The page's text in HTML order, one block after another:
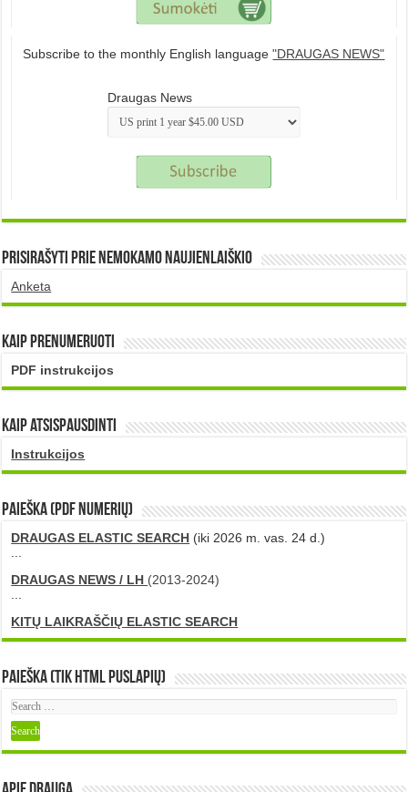
Subscribe to the monthly English language"DRAUGAS NEWS"
Draugas News
Prisirašyti prie nemokamo naujienlaiškio
Anketa
Kaip prenumeruoti
PDF instrukcijos
Kaip atsispausdinti
Instrukcijos
PAIEŠKA (PDF numerių)
DRAUGAS ELASTIC SEARCH (iki 2026 m. vas. 24 d.)
DRAUGAS NEWS / LH (2013-2024)
KITŲ LAIKRAŠČIŲ ELASTIC SEARCH
Paieška (tik HTML puslapių)